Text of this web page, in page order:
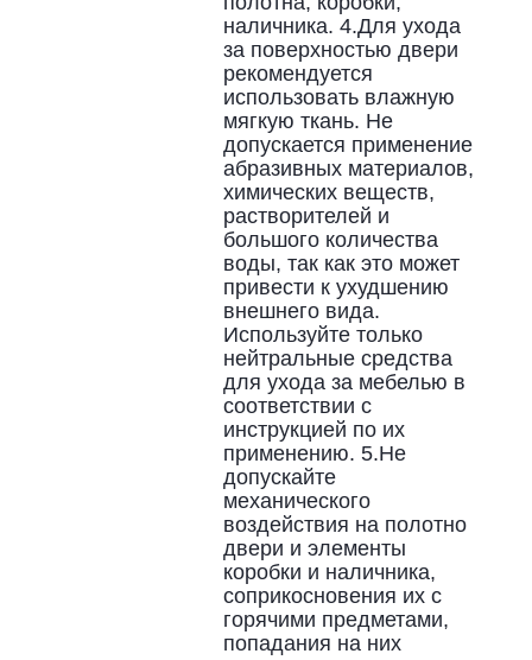
наличника. 4.Для ухода
за поверхностью двери
рекомендуется
использовать влажную
мягкую ткань. Не
допускается применение
абразивных материалов,
химических веществ,
растворителей и
большого количества
воды, так как это может
привести к ухудшению
внешнего вида.
Используйте только
нейтральные средства
для ухода за мебелью в
соответствии с
инструкцией по их
применению. 5.Не
допускайте
механического
воздействия на полотно
двери и элементы
коробки и наличника,
соприкосновения их с
горячими предметами,
попадания на них